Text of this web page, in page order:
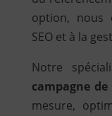
option, nous
SEO et à la
Notre
campagne
mesure,